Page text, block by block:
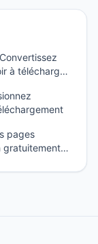
à télécharger
pages
gratuitement